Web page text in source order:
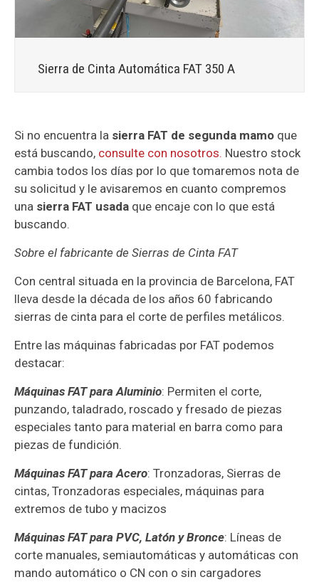
Sierra de Cinta Automática FAT 350 A
Si no encuentra la sierra FAT de segunda mamo que
está buscando, consulte con nosotros. Nuestro stock
cambia todos los días por lo que tomaremos nota de
su solicitud y le avisaremos en cuanto compremos
una sierra FAT usada que encaje con lo que está
buscando.
Sobre el fabricante de Sierras de Cinta FAT
Con central situada en la provincia de Barcelona, FAT
lleva desde la década de los años 60 fabricando
sierras de cinta para el corte de perfiles metálicos.
Entre las máquinas fabricadas por FAT podemos
destacar:
Máquinas FAT para Aluminio: Permiten el corte,
punzando, taladrado, roscado y fresado de piezas
especiales tanto para material en barra como para
piezas de fundición.
Máquinas FAT para Acero: Tronzadoras, Sierras de
cintas, Tronzadoras especiales, máquinas para
extremos de tubo y macizos
Máquinas FAT para PVC, Latón y Bronce: Líneas de
corte manuales, semiautomáticas y automáticas con
mando automático o CN con o sin cargadores